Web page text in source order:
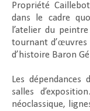
Propriété
dans le cadre
l’atelier du
tournant d’œuvres
d’histoire Baron
Les
salles
néoclassique,